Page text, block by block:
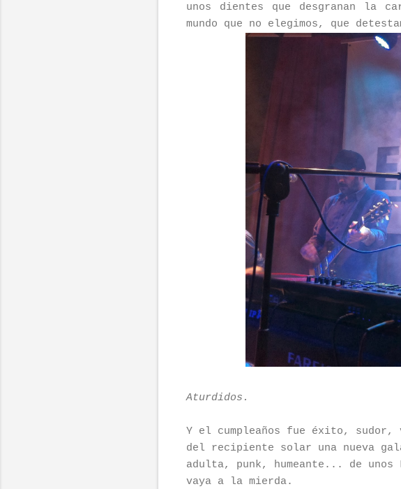
unos dientes que desgranan la
mundo que no elegimos, que
Aturdidos.
Y el cumpleaños fue éxito, sudor,
del recipiente solar una nueva
adulta, punk, humeante... de unos
vaya a la mierda.